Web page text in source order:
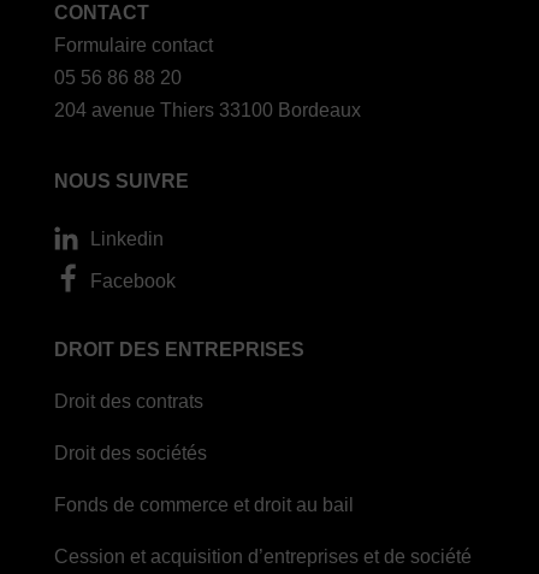
CONTACT
Formulaire contact
05 56 86 88 20
204 avenue Thiers 33100 Bordeaux
NOUS SUIVRE
Linkedin
Facebook
DROIT DES ENTREPRISES
Droit des contrats
Droit des sociétés
Fonds de commerce et droit au bail
Cession et acquisition d’entreprises et de société